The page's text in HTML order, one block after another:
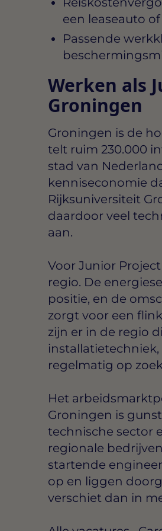
een leaseauto
Passende
Werken als
Groningen
Groningen is de
telt ruim 230.000
stad van
kenniseconomie
Rijksuniversiteit
daardoor veel
aan.
Voor Junior
regio. De
positie, en de
zorgt voor een
zijn er in de regio
regelmatig op
Het
Groningen is
technische sector
regionale
startende
op en liggen
verschiet dan in